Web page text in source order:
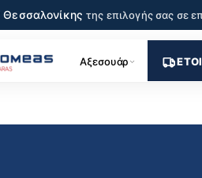
Θεσσαλονίκηςτης επιλογής σας σε
Αξεσουάρ